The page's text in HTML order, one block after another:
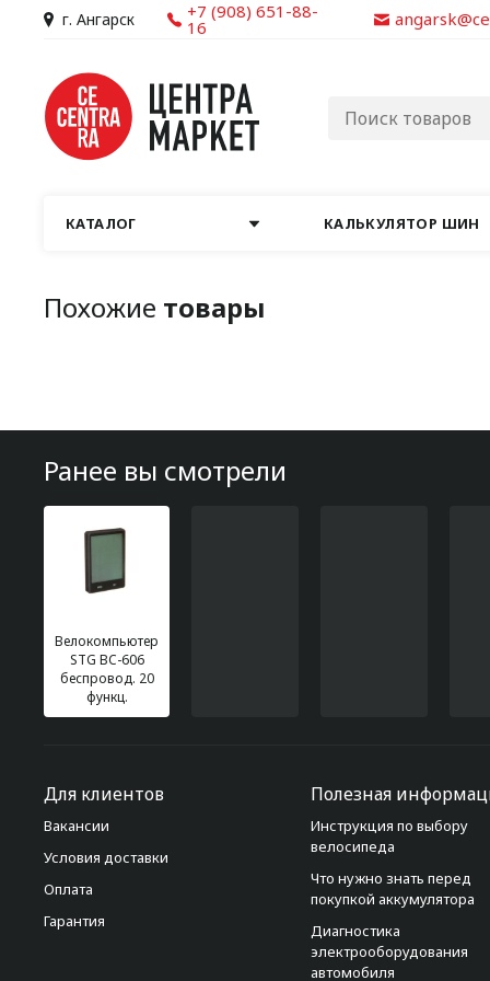
г. Ангарск +7 (908) 651-88-
16
КАТАЛОГ КАЛЬКУЛЯТОР ШИН
Похожие товары
Ранее вы смотрели
Велокомпьютер
STG BC-606
беспровод. 20
функц.
Для клиентов
Вакансии
Условия доставки
Оплата
Гарантия
Полезная
Инструкция по выбору
велосипеда
Что нужно знать перед
покупкой аккумулятора
Диагностика
электрооборудования
автомобиля